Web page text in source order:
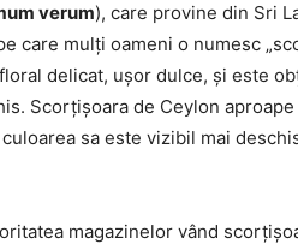
verum), care provine din Sri
care mulți oameni o numesc
delicat, ușor dulce, și este
Scorțișoara de Ceylon
sa este vizibil mai
magazinelor vând